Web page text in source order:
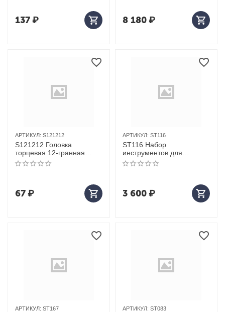
137₽ 8 180₽
АРТИКУЛ: S121212
S121212 Головка
торцевая 12-гранная
ROSSVIK 1/2", 12мм
67₽
АРТИКУЛ: ST116
ST116 Набор
инструментов для
проверки герметичности
цилиндров
3 600₽
АРТИКУЛ: ST167 АРТИКУЛ: ST083